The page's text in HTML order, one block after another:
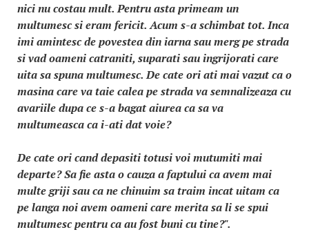
nici nu costau mult. Pentru asta primeam un
multumesc si eram fericit. Acum s-a schimbat tot. Inca
imi amintesc de povestea din iarna sau merg pe strada
si vad oameni catraniti, suparati sau ingrijorati care
uita sa spuna multumesc. De cate ori ati mai vazut ca o
masina care va taie calea pe strada va semnalizeaza cu
avariile dupa ce s-a bagat aiurea ca sa va
multumeasca ca i-ati dat voie?
De cate ori cand depasiti totusi voi mutumiti mai
departe? Sa fie asta o cauza a faptului ca avem mai
multe griji sau ca ne chinuim sa traim incat uitam ca
pe langa noi avem oameni care merita sa li se spui
multumesc pentru ca au fost buni cu tine?".